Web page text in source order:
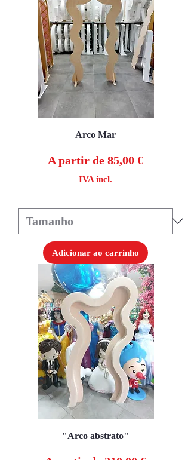
Arco Mar
A partir de 85,00 €
Preço promocional
IVA incl.
Adicionar ao carrinho
"Arco abstrato"